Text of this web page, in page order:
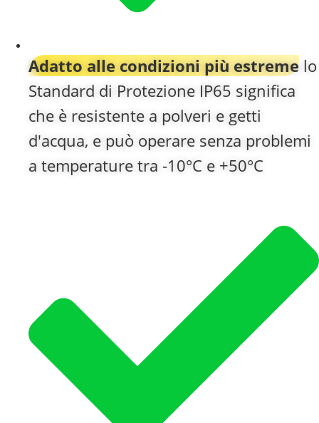
Adatto alle condizioni più estreme lo
Standard di Protezione IP65 significa
che è resistente a polveri e getti
d'acqua, e può operare senza problemi
a temperature tra -10°C e +50°C